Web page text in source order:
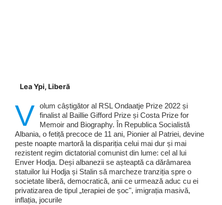
Lea Ypi, Liberă
V olum câștigător al RSL Ondaatje Prize 2022 și
finalist al Baillie Gifford Prize și Costa Prize for
Memoir and Biography. În Republica Socialistă
Albania, o fetiță precoce de 11 ani, Pionier al Patriei, devine
peste noapte martoră la dispariția celui mai dur și mai
rezistent regim dictatorial comunist din lume: cel al lui
Enver Hodja. Deși albanezii se așteaptă ca dărâmarea
statuilor lui Hodja și Stalin să marcheze tranziția spre o
societate liberă, democratică, anii ce urmează aduc cu ei
privatizarea de tipul „terapiei de șoc", imigrația masivă,
inflația, jocurile